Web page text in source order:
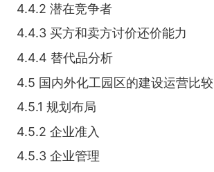
4.4.2 潜在竞争者
4.4.3 买方和卖方讨价还价能力
4.4.4 替代品分析
4.5 国内外化工园区的建设运营比较
4.5.1 规划布局
4.5.2 企业准入
4.5.3 企业管理